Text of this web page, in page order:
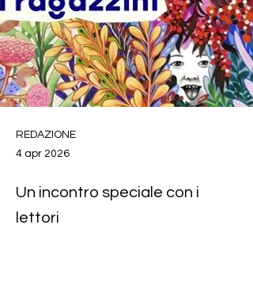
REDAZIONE
4 apr 2026
Un incontro speciale con i
lettori